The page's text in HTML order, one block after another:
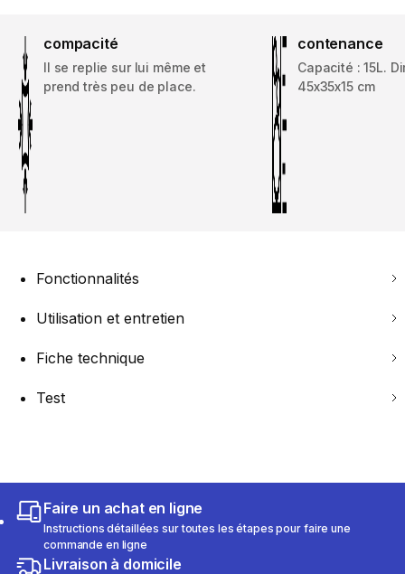
compacité
Il se replie sur lui même et
prend très peu de place.
contenance
Capacité : 15L.
45x35x15 cm
Fonctionnalités
Utilisation et entretien
Fiche technique
Test
Faire un achat en ligne
Instructions détaillées sur toutes les étapes pour faire une
commande en ligne
Livraison à domicile